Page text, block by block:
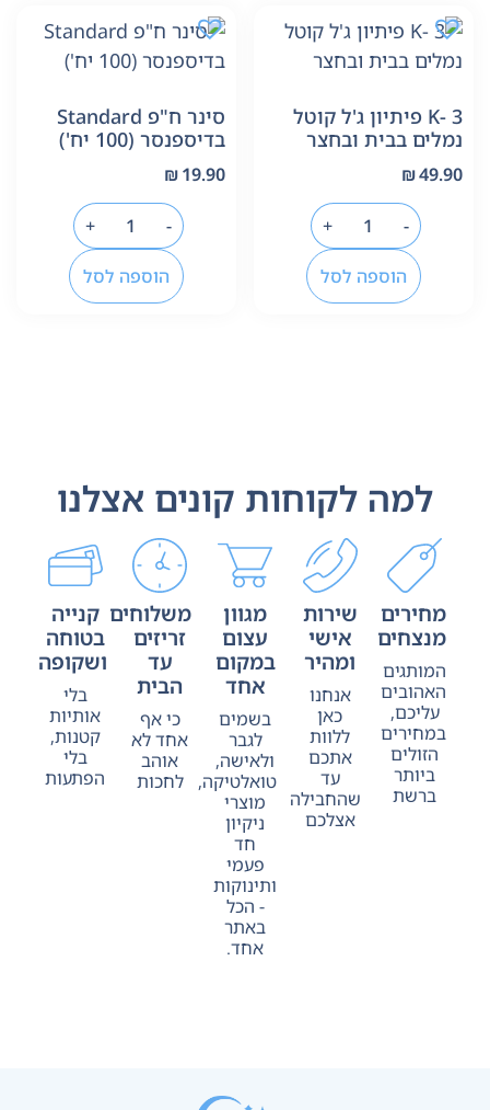
K- 3 פיתיון ג'ל קוטל
נמלים בבית ובחצר
₪49.90
-
+
הוספה לסל
סינר ח"פ Standard
בדיספנסר (100 יח')
₪19.90
-
+
הוספה לסל
למה לקוחות קונים אצלנו
מחירים
מנצחים
המותגים
האהובים
עליכם,
במחירים
הזולים
ביותר
ברשת
שירות
אישי
ומהיר
אנחנו
כאן
ללוות
אתכם
עד
שהחבילה
אצלכם
מגוון
עצום
במקום
אחד
בשמים
לגבר
ולאישה,
טואלטיקה,
מוצרי
ניקיון
חד
פעמי
ותינוקות
- הכל
באתר
אחד.
משלוחים
זריזים
עד
הבית
כי אף
אחד לא
אוהב
לחכות
קנייה
בטוחה
ושקופה
בלי
אותיות
קטנות,
בלי
הפתעות